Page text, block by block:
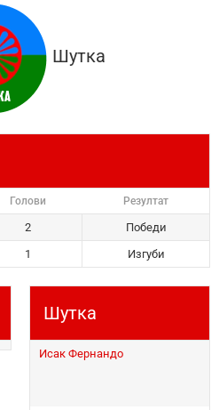
Шутка
Голови Резултат
2
Победи
1 Изгуби
Шутка
Исак Фернандо